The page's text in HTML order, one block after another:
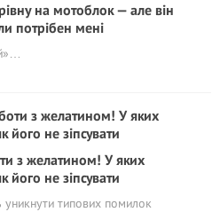
на мотоблок — але він
потрібен мені
з желатином! У яких
його не зіпсувати
типових помилок